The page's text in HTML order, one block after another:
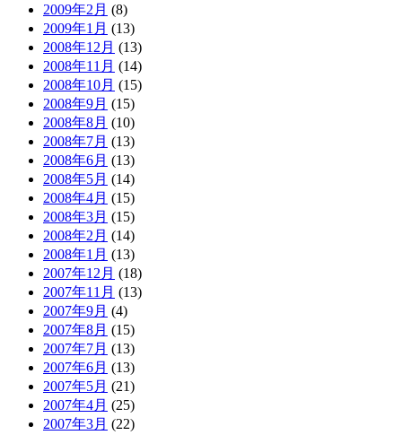
2009年2月 (8)
2009年1月 (13)
2008年12月 (13)
2008年11月 (14)
2008年10月 (15)
2008年9月 (15)
2008年8月 (10)
2008年7月 (13)
2008年6月 (13)
2008年5月 (14)
2008年4月 (15)
2008年3月 (15)
2008年2月 (14)
2008年1月 (13)
2007年12月 (18)
2007年11月 (13)
2007年9月 (4)
2007年8月 (15)
2007年7月 (13)
2007年6月 (13)
2007年5月 (21)
2007年4月 (25)
2007年3月 (22)